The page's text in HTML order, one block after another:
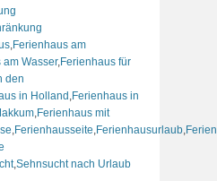
,Ferienhaus am
am Wasser,Ferienhaus für
den
in Holland ,Ferienhaus in
,Ferienhaus mit
,Ferienhausseite,Ferienhausurlaub,
,Sehnsucht nach Urlaub